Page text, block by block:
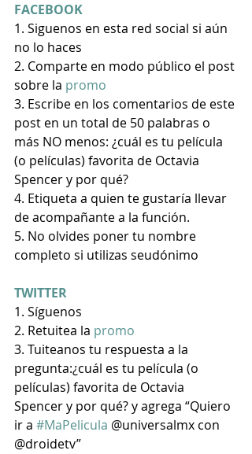
FACEBOOK
1. Siguenos en esta red social si aún
no lo haces
2. Comparte en modo público el post
sobre la promo
3. Escribe en los comentarios de este
post en un total de 50 palabras o
más NO menos: ¿cuál es tu película
(o películas) favorita de Octavia
Spencer y por qué?
4. Etiqueta a quien te gustaría llevar
de acompañante a la función.
5. No olvides poner tu nombre
completo si utilizas seudónimo
TWITTER
1. Síguenos
2. Retuitea la promo
3. Tuiteanos tu respuesta a la
pregunta:¿cuál es tu película (o
películas) favorita de Octavia
Spencer y por qué? y agrega “Quiero
ir a #MaPelicula @universalmx con
@droidetv”